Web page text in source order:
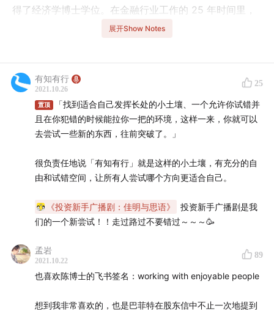
得了经济学博士学位。在金融行业工作的 25 年时间里，
他担任过晨星（Morningstar）全球资产管理部的总裁，
者合写过论文。
除了想要知道，一个毫无背景的华人是怎样成为美国顶级
资管机构的高层管理者，让我们同样好奇的是，作为
「2000 年互联网泡沫破裂」「2008 年金融危机」等金
融史上重大事件的亲历者，陈博士当时有怎样的感受？他
观察到的行业又是如何？当然，可能我们的老听众还会关
在这一期播客里，以上问题都得到了陈博士详尽的回答。
资类播客节目，聊聊金融从业者鲜少对外谈起的趣事，敬
请期待啦。
祝收听愉快！
展开Show Notes
有知有行
2021.10.26
25
置顶
「找到适合自己发挥长处的小土壤、一个允许你试错并
且在你犯错的时候能拉你一把的环境，这样一来，你就可以
去尝试一些新的东西，往前突破了。」
很负责任地说「有知有行」就是这样的小土壤，有充分的自
由和试错空间，让所有人尝试哪个方向更适合自己。
《投资新手广播剧：佳明与思语》
投资新手广播剧是我
们的一个新尝试！！走过路过不要错过～～～🥳
孟岩
2021.10.22
89
也喜欢陈博士的飞书签名：working with enjoyable people
想到我非常喜欢的，也是巴菲特在股东信中不止一次地提到